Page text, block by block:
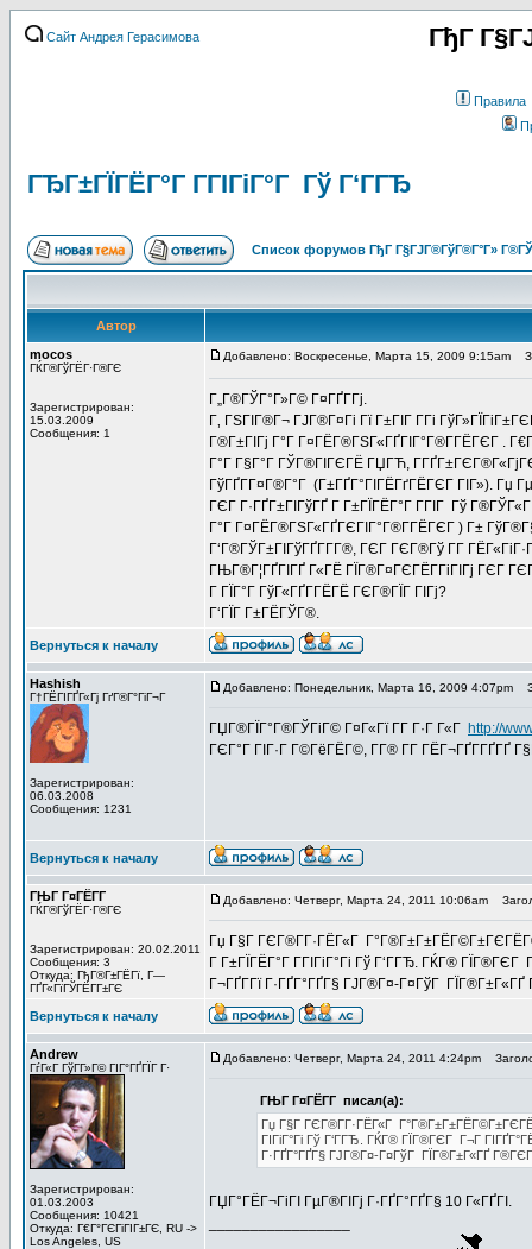
Сайт Андрея Герасимова ГђГ
Правила
ГЂГ±ГЇГЁГ°Г Г­ГІГіГ°Г Гў Г‘ГГЂ
Список форумов ГђГ Г§ГЈГ®ГўГ®Г°Г»
Автор
mocos
ГЌГ®ГўГЁГ·Г®ГЄ
Зарегистрирован:
15.03.2009
Сообщения: 1
Добавлено: Воскресенье, Марта 15, 2009 9:15am
Г„Г®ГЎГ°Г»Г© Г¤ГҐГ­Гј.
Г‚ ГЅГІГ®Г¬ ГЈГ®Г¤Гі Гї Г±ГІГ Г­Гі
Г®Г±ГІГј Г°Г Г¤ГЁГ®ГЅГ«ГҐГІГ°Г®Г­ГЁГЄГ .
Г°Г Г§Г°Г ГЎГ®ГІГЄГЁ ГЏГЋ,
ГўГҐГ­Г¤Г®Г°Г (Г±ГҐГ°ГІГЁГґГЁГЄГ ГІГ»). Гџ
ГЄГ Г·ГҐГ±ГІГўГҐ Г Г±ГЇГЁГ°Г Г­ГІГ Гў
Г°Г Г¤ГЁГ®ГЅГ«ГҐГЄГІГ°Г®Г­ГЁГЄГ ) Г±
Г‘Г®ГЎГ±ГІГўГҐГ­Г­Г®, ГЄГ ГЄГ®Гў Г­Г
ГЊГ®Г¦ГҐГІГҐ Г«ГЁ ГЇГ®Г¤ГЄГЁГ­ГіГІГј ГЄГ
Г ГЇГ°Г ГўГ«ГҐГ­ГЁГЁ ГЄГ®ГЇГ ГІГј?
Г‘ГЇГ Г±ГЁГЎГ®.
Вернуться к началу
Hashish
Г†ГЁГІГҐГ«Гј ГґГ®Г°ГіГ¬Г
Зарегистрирован:
06.03.2008
Сообщения: 1231
Добавлено: Понедельник, Марта 16, 2009 4:07pm
ГЏГ®ГЇГ°Г®ГЎГіГ© Г¤Г«Гї Г­Г Г·Г Г«Г http://
ГЄГ°Г ГІГ·Г Г©ГёГЁГ©, Г­Г® Г­Г ГЁГ¬ГҐГ­ГҐГҐ
Вернуться к началу
ГЊГ Г¤ГЁГ­Г
ГЌГ®ГўГЁГ·Г®ГЄ
Зарегистрирован: 20.02.2011
Сообщения: 3
Откуда: ГђГ®Г±ГЁГї, Г—
ГҐГ«ГїГЎГЁГ­Г±ГЄ
Добавлено: Четверг, Марта 24, 2011 10:06am
Гџ Г§Г ГЄГ®Г­Г·ГЁГ«Г Г°Г®Г±Г±ГЁГ©Г±ГЄГЁГ©
Г Г±ГЇГЁГ°Г Г­ГІГіГ°Гі Гў Г‘ГГЂ. ГЌГ®
Г¬ГҐГ­Гї Г·ГҐГ°ГҐГ§ ГЈГ®Г¤-Г¤ГўГ
Вернуться к началу
Andrew
ГѓГ«Г ГўГ­Г»Г© ГІГ°ГҐГЇГ Г·
Зарегистрирован:
01.03.2003
Сообщения: 10421
Откуда: Г€Г°ГЄГіГІГ±ГЄ, RU ->
Los Angeles, US
Добавлено: Четверг, Марта 24, 2011 4:24pm
ГЊГ Г¤ГЁГ­Г писал(а):
Гџ Г§Г ГЄГ®Г­Г·ГЁГ«Г
ГІГіГ°Гі Гў Г‘ГГЂ. ГЌГ® ГЇГ®ГЄГ Г¬Г
Г·ГҐГ°ГҐГ§ ГЈГ®Г¤-Г¤ГўГ ГЇГ®Г±Г«ГҐ
ГЏГ°ГЁГ¬ГіГІ ГµГ®ГІГј Г·ГҐГ°ГҐГ§ 10 Г«ГҐГІ.